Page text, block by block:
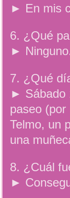
► En mis
6. ¿Qué
►
7. ¿Qué
► Sábado
paseo
Telmo, un
una
8. ¿Cuál
►